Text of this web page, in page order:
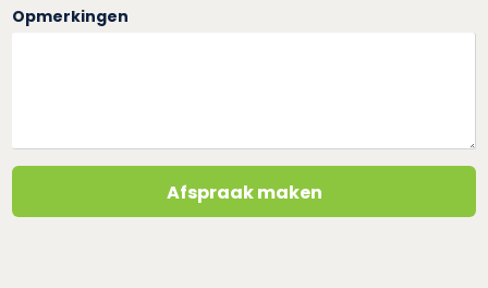
Opmerkingen
Afspraak maken